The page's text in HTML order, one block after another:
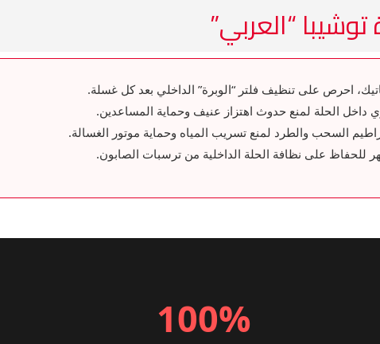
“العربي”
احرص على تنظيف فلتر “الوبرة” الداخلي بعد كل غسلة.
داخل الحلة لمنع حدوث اهتزاز عنيف وحماية المساعدين.
السحب والطرد لمنع تسريب المياه وحماية موتور الغسالة.
على نظافة الحلة الداخلية من ترسبات الصابون.
100%